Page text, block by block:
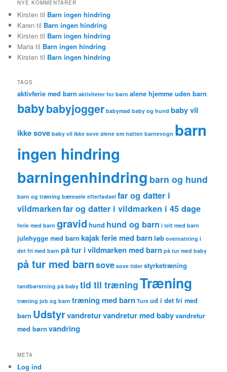
NYE KOMMENTARER
Kirsten til Barn ingen hindring
Karen til Barn ingen hindring
Kirsten til Barn ingen hindring
Maria til Barn ingen hindring
Kirsten til Barn ingen hindring
TAGS
aktivferie med barn aktiviteter for børn alene hjemme uden barn
babybabyjogger babymad baby og hund baby vil
ikke sove baby vil ikke sove alene om natten barnevogn barn
ingen hindring
barningenhindring barn og hund
barn og træning bæresele efterfødsel far og datter i
vildmarkenfar og datter i vildmarken i 45 dage
ferie med barn gravid hund hund og barn i telt med barn
julehygge med barn kajak ferie med barnløb overnatning i
det fri med barn på tur i vildmarken med barn på tur med baby
på tur med barnsove sove tider styrketræning
tandbørstning på baby tid til træningTræning
træning job og barn træning med barn Ture ud i det fri med
barn Udstyrvandreturvandretur med babyvandretur
med børn vandring
META
Log ind